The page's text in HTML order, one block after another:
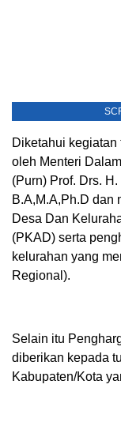
Diketahui
oleh Menteri
(Purn) Prof. Drs.
B.A,M.A,Ph.D dan
Desa Dan
(PKAD) serta
kelurahan yang
Regional).
Selain itu
diberikan kepada
Kabupaten/Kota